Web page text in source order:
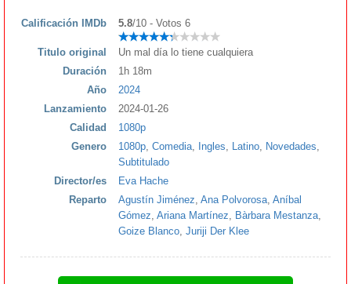
Calificación IMDb 5.8/10 - Votos 6
Titulo original
Un mal día lo tiene cualquiera
Duración
1h 18m
Año
2024
Lanzamiento
2024-01-26
Calidad
1080p
Genero
1080p Comedia Ingles Latino Novedades
Subtitulado
Director/es
Eva Hache
Reparto
Agustín Jiménez Ana Polvorosa Aníbal
Gómez Ariana Martínez Bàrbara Mestanza
Goize Blanco Juriji Der Klee